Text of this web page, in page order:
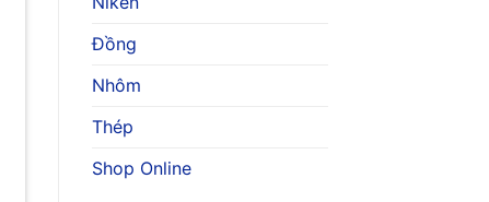
Đồng
Nhôm
Thép
Shop Online